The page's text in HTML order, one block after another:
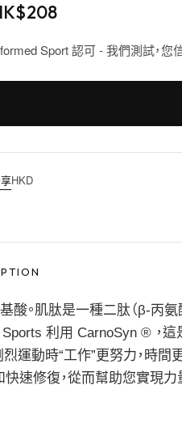
208
Sport 認可 - 我們測試，您
HKD
。肌肽是一種二肽（β-丙氨
Sports 利用 CarnoSyn ® ，這
運動時“工作”更努力，時間
速修復，從而幫助您實現力